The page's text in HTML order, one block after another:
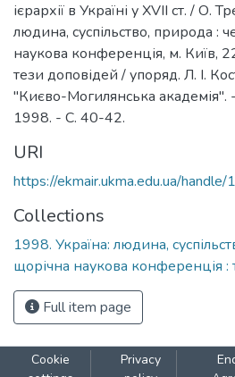
ієрархії в Україні у XVII ст. / О.
людина, суспільство, природа :
наукова конференція, м. Київ,
тези доповідей / упоряд. Л. І.
"Києво-Могилянська
1998. - С. 40-42.
URI
https://ekmair.ukma.edu.ua/
Collections
1998. Україна: людина,
щорічна наукова конференція :
Full item page
Cookie
Privacy